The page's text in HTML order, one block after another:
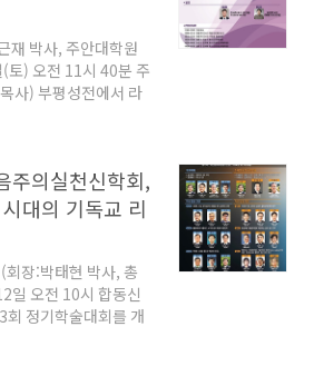
재 박사, 주안대학원
토) 오전 11시 40분 주
사) 부평성전에서 라
기학술대회를 개최한
교수)가 '2024년 로
과 세계기독교'를 주제
주의실천신학회,
대의 기독교 리
장:박태현 박사, 총
일 오전 10시 합동신
정기학술대회를 개
데믹 시대의 기독교
김광건 박사(서울장